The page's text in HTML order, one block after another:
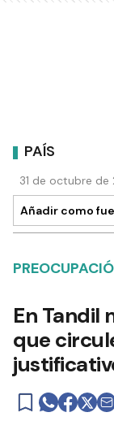
PAÍS
31 de octubre de
Añadir como
En Tandil
que